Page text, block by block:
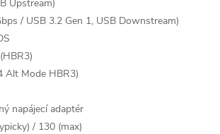
Upstream)
/ USB 3.2 Gen 1, USB Downstream)
Alt Mode HBR3)
napájecí adaptér
/ 130 (max)